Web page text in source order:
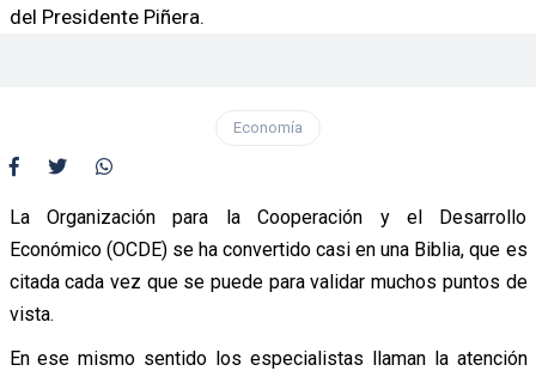
del Presidente Piñera.
Economía
La Organización para la Cooperación y el Desarrollo
Económico (OCDE) se ha convertido casi en una Biblia, que es
citada cada vez que se puede para validar muchos puntos de
vista.
En ese mismo sentido los especialistas llaman la atención